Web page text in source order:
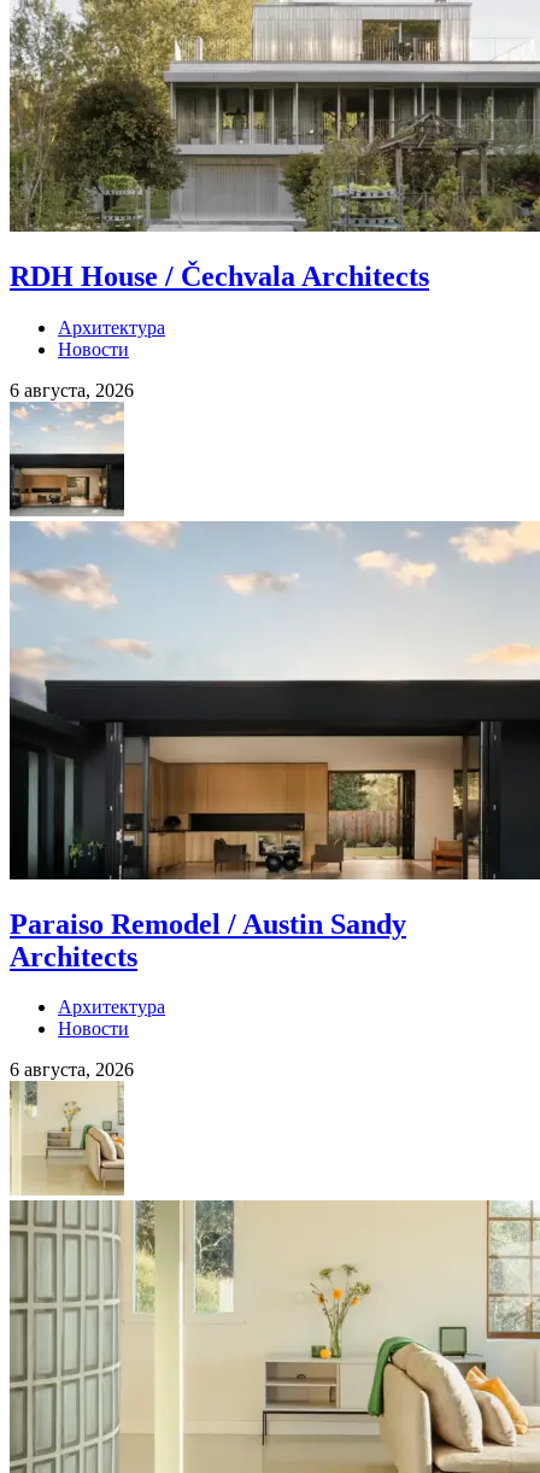
RDH House / Čechvala Architects
Архитектура
Новости
6 августа, 2026
Paraiso Remodel / Austin Sandy
Architects
Архитектура
Новости
6 августа, 2026